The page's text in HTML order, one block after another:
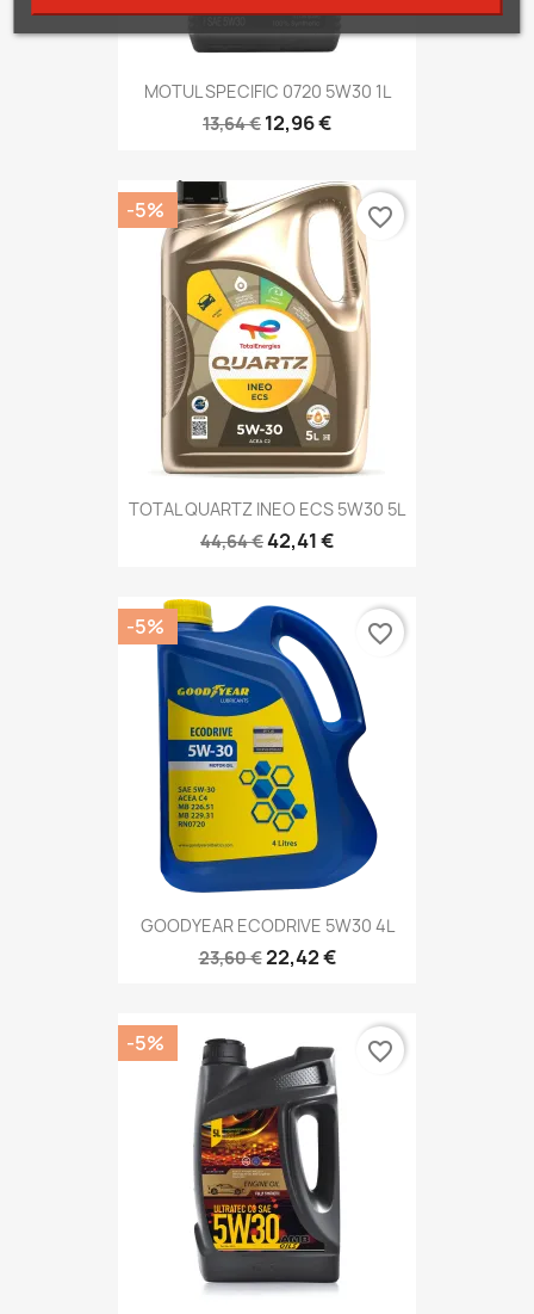
MOTUL SPECIFIC 0720 5W30 1L
13,64 € 12,96 €
TOTAL QUARTZ INEO ECS 5W30 5L
44,64 €42,41 €
-5% favorite_border
GOODYEAR ECODRIVE 5W30 4L
23,60 €22,42 €
-5% favorite_border
-5% favorite_border